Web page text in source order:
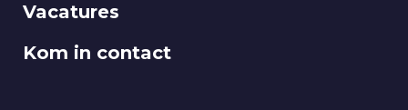
Vacatures
Kom in contact